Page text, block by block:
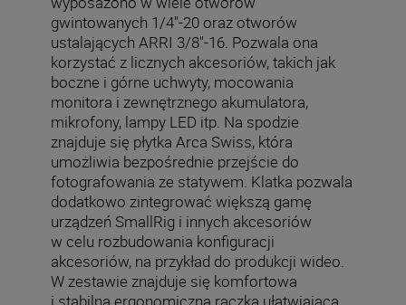
gwintowanych 1/4"-20 oraz otworów
ustalających ARRI 3/8"-16. Pozwala ona
korzystać z licznych akcesoriów, takich jak
boczne i górne uchwyty, mocowania
monitora i zewnętrznego akumulatora,
mikrofony, lampy LED itp. Na spodzie
znajduje się płytka Arca Swiss, która
umożliwia bezpośrednie przejście do
fotografowania ze statywem. Klatka pozwala
dodatkowo zintegrować większą gamę
urządzeń SmallRig i innych akcesoriów
w celu rozbudowania konfiguracji
akcesoriów, na przykład do produkcji wideo.
W zestawie znajduje się komfortowa
i stabilna ergonomiczna rączka ułatwiająca